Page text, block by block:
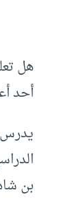
هل
أحد
بن